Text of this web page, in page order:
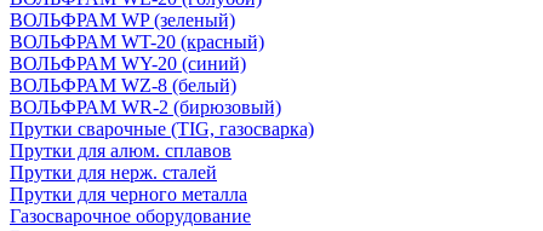
ВОЛЬФРАМ WP (зеленый)
ВОЛЬФРАМ WT-20 (красный)
ВОЛЬФРАМ WY-20 (синий)
ВОЛЬФРАМ WZ-8 (белый)
ВОЛЬФРАМ WR-2 (бирюзовый)
Прутки сварочные (TIG, газосварка)
Прутки для алюм. сплавов
Прутки для нерж. сталей
Прутки для черного металла
Газосварочное оборудование